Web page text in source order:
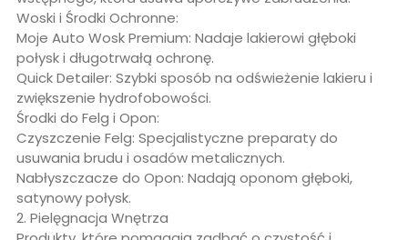
Woski i Środki Ochronne:
Moje Auto Wosk Premium: Nadaje lakierowi głęboki
połysk i długotrwałą ochronę.
Quick Detailer: Szybki sposób na odświeżenie lakieru i
zwiększenie hydrofobowości.
Środki do Felg i Opon:
Czyszczenie Felg: Specjalistyczne preparaty do
usuwania brudu i osadów metalicznych.
Nabłyszczacze do Opon: Nadają oponom głęboki,
satynowy połysk.
2. Pielęgnacja Wnętrza